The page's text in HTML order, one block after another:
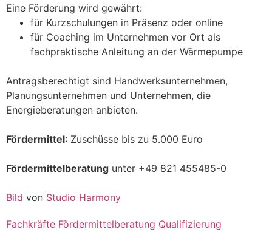
Eine Förderung wird gewährt:
für Kurzschulungen in Präsenz oder online
für Coaching im Unternehmen vor Ort als
fachpraktische Anleitung an der Wärmepumpe
Antragsberechtigt sind Handwerksunternehmen,
Planungsunternehmen und Unternehmen, die
Energieberatungen anbieten.
Fördermittel: Zuschüsse bis zu 5.000 Euro
Fördermittelberatung unter +49 821 455485-0
Bild von Studio Harmony
Fachkräfte Fördermittelberatung Qualifizierung